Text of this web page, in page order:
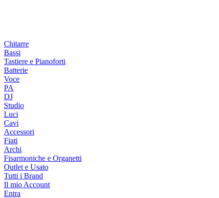
Chitarre
Bassi
Tastiere e Pianoforti
Batterie
Voce
PA
DJ
Studio
Luci
Cavi
Accessori
Fiati
Archi
Fisarmoniche e Organetti
Outlet e Usato
Tutti i Brand
Il mio Account
Entra